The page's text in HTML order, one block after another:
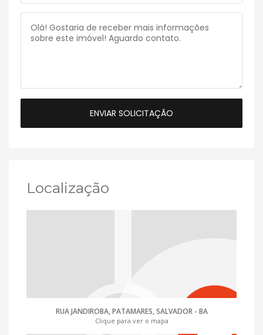
Localização
RUA JANDIROBA, PATAMARES, SALVADOR - BA
Clique para ver o mapa